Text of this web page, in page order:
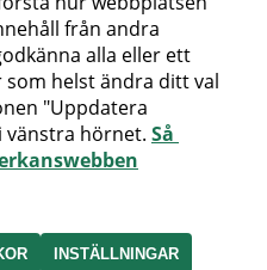
från andra
alla eller ett
som helst ändra ditt val
"Uppdatera
vänstra hörnet. Så
INSTÄLLNINGAR